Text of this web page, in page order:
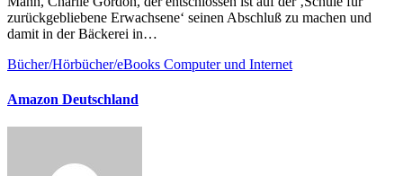
zurückgebliebene Erwachsene‘ seinen Abschluß zu machen und
damit in der Bäckerei in…
Bücher/Hörbücher/eBooks Computer und Internet
Amazon Deutschland